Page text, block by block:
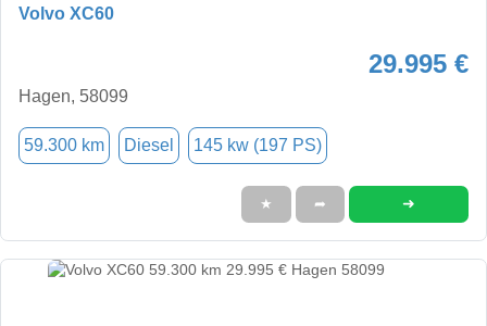
Volvo XC60
29.995 €
Hagen, 58099
59.300 km Diesel 145 kw (197 PS)
★ ➦ ➜